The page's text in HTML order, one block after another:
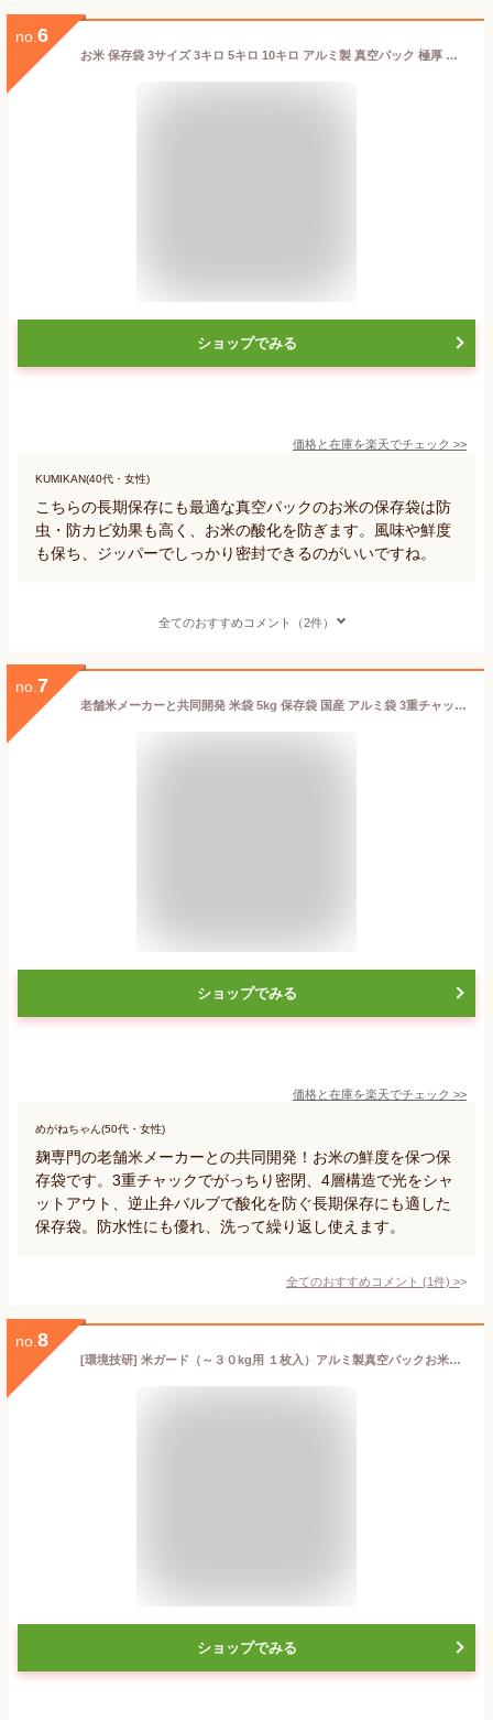
no. 6
お米 保存袋 3サイズ 3キロ 5キロ 10キロ アルミ製 真空パック 極厚 無酸素 防虫 防カビ 酸化防止 光遮断 密閉袋 鮮度保持袋 長期保存袋 お米保存袋 米袋 密閉 米びつ チャック付き 保存容器 ライスストッカー 米櫃 遮光 スリム 冷蔵庫 野菜室 鮮度 食品 コンパクト 備蓄
ショップでみる
価格と在庫を楽天でチェック >>
KUMIKAN(40代・女性)
こちらの長期保存にも最適な真空パックのお米の保存袋は防
虫・防カビ効果も高く、お米の酸化を防ぎます。風味や鮮度
も保ち、ジッパーでしっかり密封できるのがいいですね。
全てのおすすめコメント（2件）
no. 7
老舗米メーカーと共同開発 米袋 5kg 保存袋 国産 アルミ袋 3重チャックと4層構造逆止弁バルブ 長期保存 1枚
ショップでみる
価格と在庫を楽天でチェック >>
めがねちゃん(50代・女性)
麹専門の老舗米メーカーとの共同開発！お米の鮮度を保つ保
存袋です。3重チャックでがっちり密閉、4層構造で光をシャ
ットアウト、逆止弁バルブで酸化を防ぐ長期保存にも適した
保存袋。防水性にも優れ、洗って繰り返し使えます。
全てのおすすめコメント (1件) >
no. 8
[環境技研] 米ガード（～３０kg用 １枚入）アルミ製真空パックお米保存袋 長期保管 備蓄 コメガード
ショップでみる